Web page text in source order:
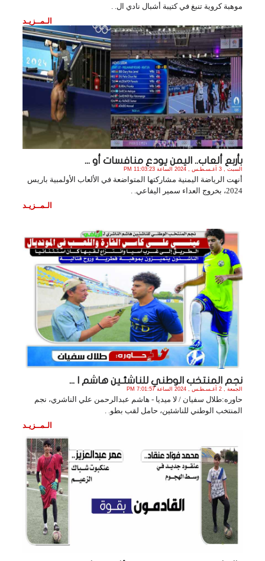
موهبة كروية تنبغ في كتيبة أشبال نادي ال. .
الـمــزيـد
بأربع ألعاب.. اليمن يودع منافسات أو ...
السبت , 3 أغـسـطـس , 2024 الساعة 11:03:23 PM
أنهت الرياضة اليمنية مشاركتها المتواضعة في الألعاب الأولمبية باريس
الـمــزيـد
نجم المنتخب الوطني للناشئـين هاشم ا ...
الجمعة , 2 أغـسـطـس , 2024 الساعة 7:01:57 PM
حاوره:طلال سفيان / لا ميديا - هاشم عبدالرحمن علي الناشري، نجم
المنتخب الوطني للناشئين، حامل لقب بطو. .
الـمــزيـد